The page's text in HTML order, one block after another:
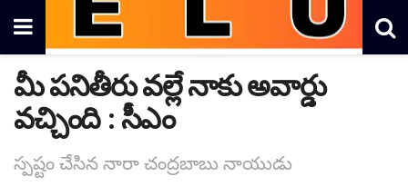
మీ ప‌నితీరు వ‌ల్లే నాకు అవార్డు
వచ్చింది : సీఎం
స్ప‌ష్టం చేసిన నారా చంద్ర‌బాబు నాయుడు